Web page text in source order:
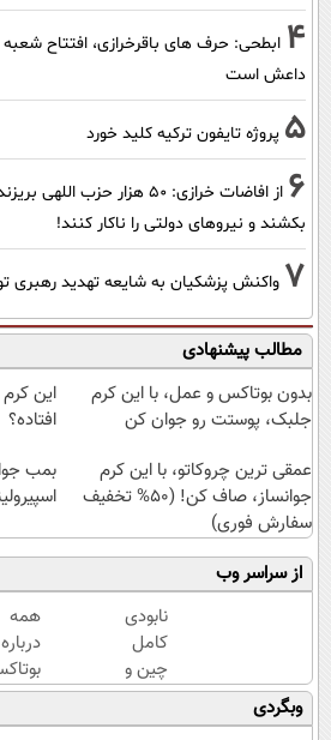
4 ابطحی: حرف های باقرخرازی، افتتاح
داعش است
5 پروژه تایفون ترکیه کلید خورد
6
از افاضات خرازی: ۵۰ هزار
بکشند و نیرو‌های دولتی را ناکار کنند!
7 واکنش پزشکیان به شایعه تهدید رهبری
مطالب پیشنهادی
بدون بوتاکس و عمل، با این کرم
جلبک، پوستت رو جوان کن
این
افتاده؟
عمقی ترین چروکاتو، با این کرم
جوانساز، صاف کن! (50% تخفیف
سفارش فوری)
بمب
از سراسر وب
نابودی
کامل
چین و
چروک
با کرم
همه
درباره
حرف
وبگردی